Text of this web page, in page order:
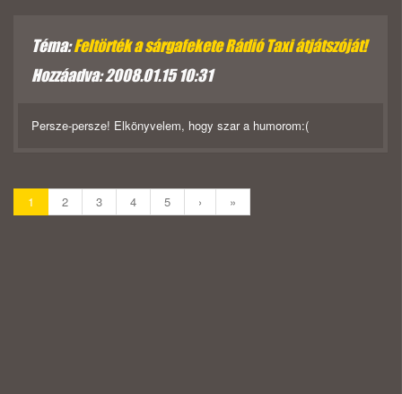
Téma:Feltörték a sárgafekete Rádió Taxi átjátszóját!
Hozzáadva: 2008.01.15 10:31
Persze-persze! Elkönyvelem, hogy szar a humorom:(
1 2 3 4 5 › »